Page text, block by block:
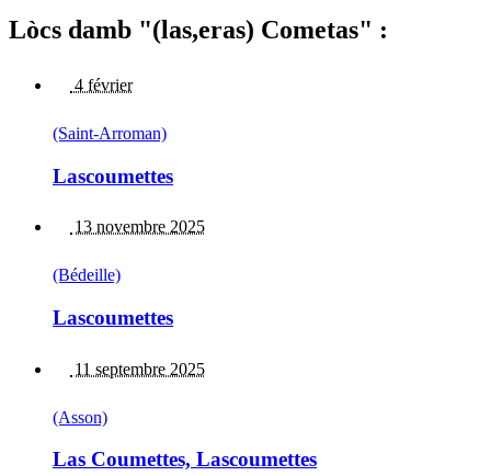
Lòcs damb "(las,eras) Cometas" :
4 février
(Saint-Arroman)
Lascoumettes
13 novembre 2025
(Bédeille)
Lascoumettes
11 septembre 2025
(Asson)
Las Coumettes, Lascoumettes